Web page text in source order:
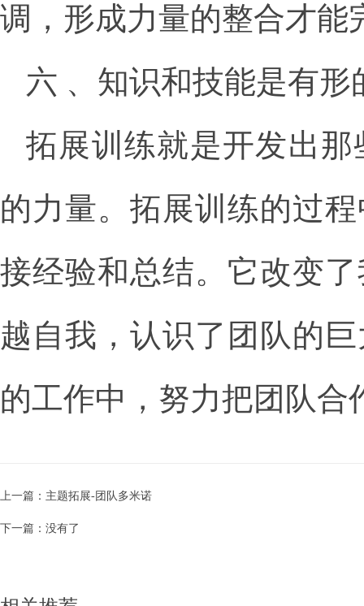
调，形成力量的整合才能
六 、知识和技能是有
拓展训练就是开发出
的力量。拓展训练的过
接经验和总结。它改变
越自我，认识了团队的
的工作中，努力把团队
上一篇：主题拓展-团队多米诺
下一篇：没有了